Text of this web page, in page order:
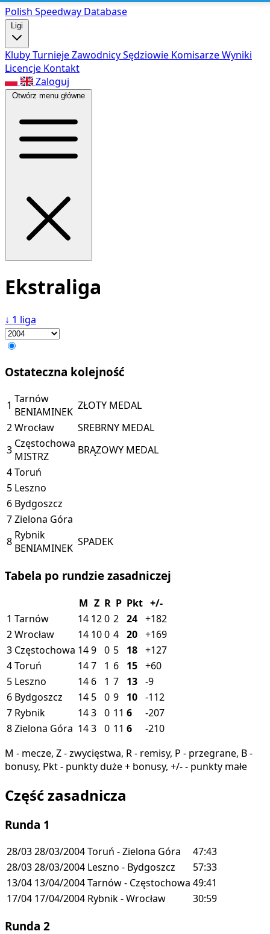
Polish Speedway Database
Ligi
KlubyTurniejeZawodnicySędziowie KomisarzeWyniki
Licencje Kontakt
Zaloguj
Otwórz menu główne
Ekstraliga
↓ 1 liga
Ostateczna kolejność
1 Tarnów
BENIAMINEK ZŁOTY MEDAL
2Wrocław
SREBRNY MEDAL
3 Częstochowa
MISTRZ
BRĄZOWY MEDAL
4Toruń
5 Leszno
6 Bydgoszcz
7Zielona Góra
8 Rybnik
BENIAMINEK SPADEK
Tabela po rundzie zasadniczej
M Z R P Pkt +/-
1 Tarnów 14 120 2 24 +182
2Wrocław 14 100 4 20 +169
3 Częstochowa 149 0 5 18 +127
4Toruń 147 1 6 15 +60
5 Leszno 14 6 1 7 13 -9
6 Bydgoszcz 14 5 0 9 10 -112
7 Rybnik 143 0 11 6
-207
8Zielona Góra 143 0 11 6
-210
M - mecze, Z - zwycięstwa, R - remisy, P - przegrane, B -
bonusy, Pkt - punkty duże + bonusy, +/- - punkty małe
Część zasadnicza
Runda 1
28/0328/03/2004Toruń - Zielona Góra
47:43
28/0328/03/2004 Leszno - Bydgoszcz
57:33
13/04 13/04/2004Tarnów - Częstochowa 49:41
17/04 17/04/2004 Rybnik - Wrocław 30:59
Runda 2